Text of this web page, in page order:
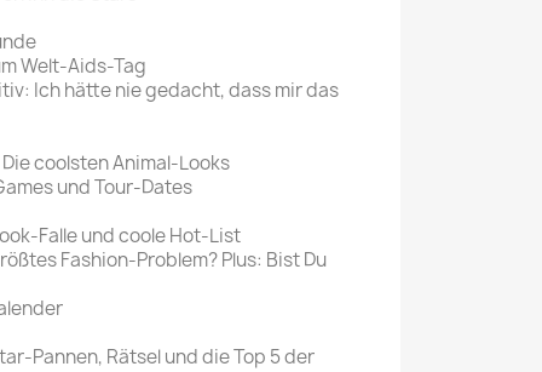
Welt-Aids-Tag
Ich hätte nie gedacht, dass mir das
coolsten Animal-Looks
und Tour-Dates
Falle und coole Hot-List
Fashion-Problem? Plus: Bist Du
Pannen, Rätsel und die Top 5 der